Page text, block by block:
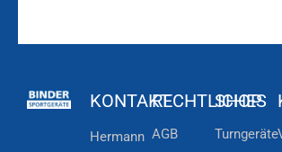
KONTAKT
Hermann
RECHTLICHES
AGB
SHOP
Turngeräte